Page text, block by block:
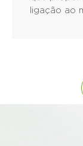
ligação ao